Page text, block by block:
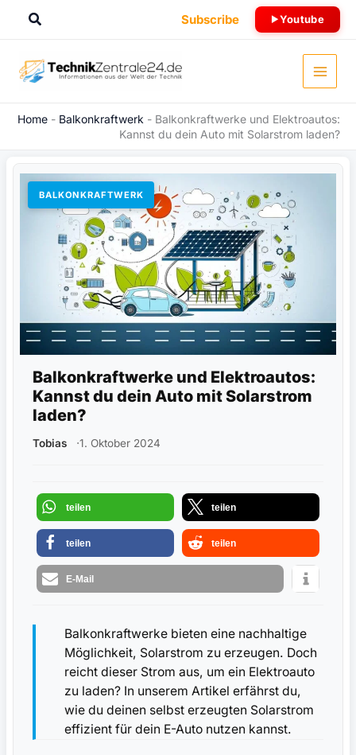
Suchen Subscribe Youtube
Home - Balkonkraftwerk - Balkonkraftwerke und Elektroautos:
Kannst du dein Auto mit Solarstrom laden?
BALKONKRAFTWERK
Balkonkraftwerke und Elektroautos:
Kannst du dein Auto mit Solarstrom
laden?
Tobias 1. Oktober 2024
teilen teilen
teilen teilen
E-Mail
Balkonkraftwerke bieten eine nachhaltige
Möglichkeit, Solarstrom zu erzeugen. Doch
reicht dieser Strom aus, um ein Elektroauto
zu laden? In unserem Artikel erfährst du,
wie du deinen selbst erzeugten Solarstrom
effizient für dein E-Auto nutzen kannst.